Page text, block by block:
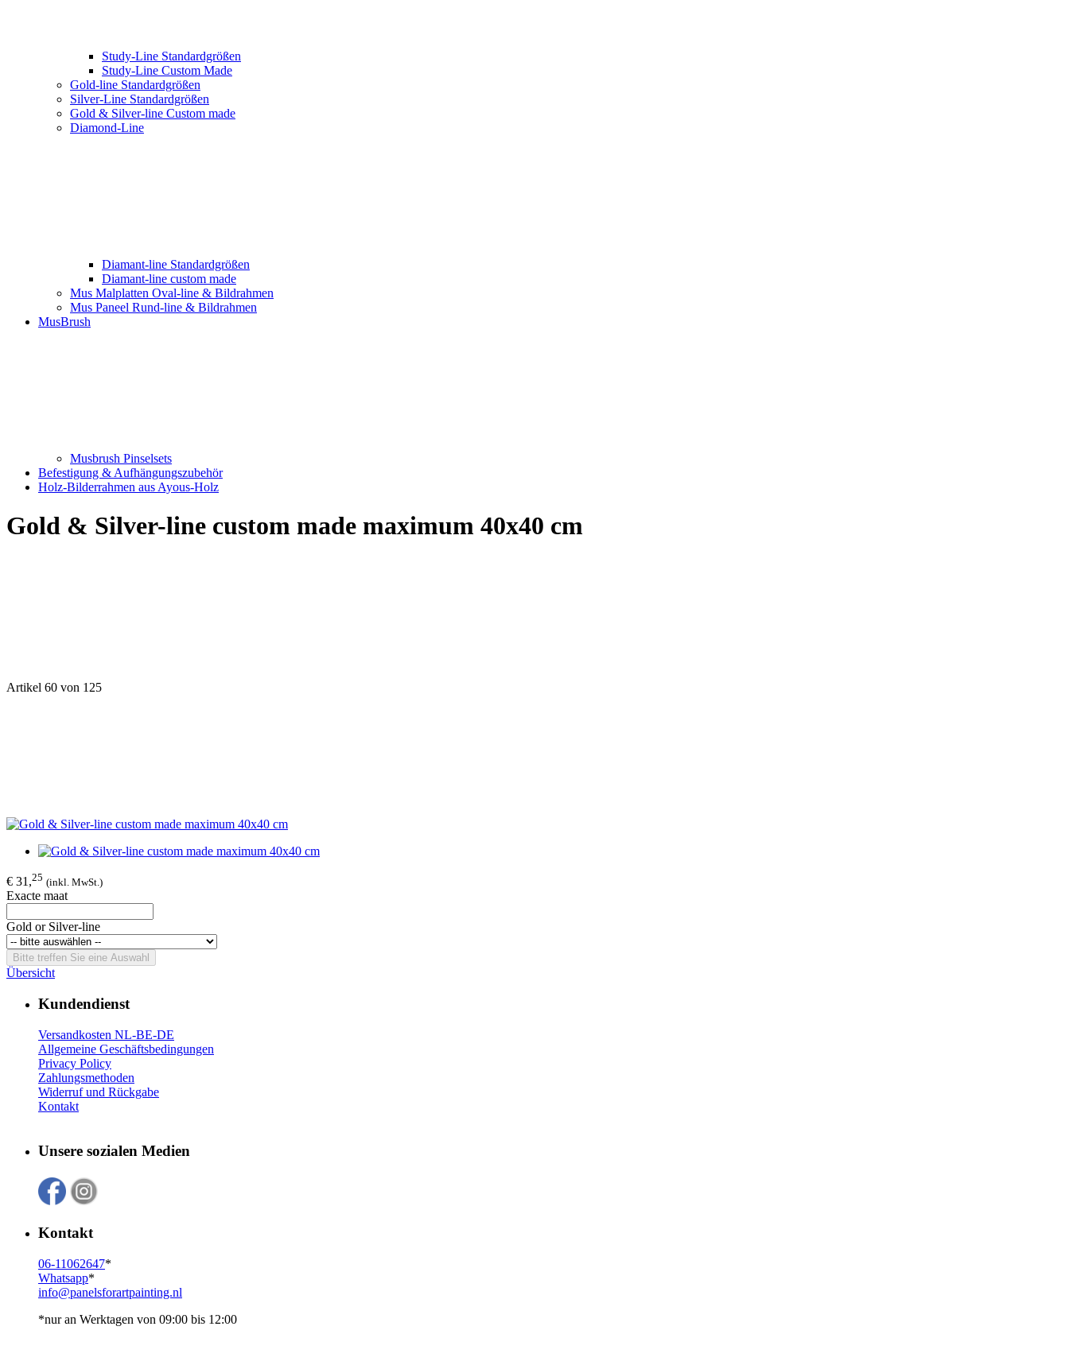
Study-Line Standardgrößen
Study-Line Custom Made
Gold-line Standardgrößen
Silver-Line Standardgrößen
Gold & Silver-line Custom made
Diamond-Line
Diamant-line Standardgrößen
Diamant-line custom made
Mus Malplatten Oval-line & Bildrahmen
Mus Paneel Rund-line & Bildrahmen
MusBrush
Musbrush Pinselsets
Befestigung & Aufhängungszubehör
Holz-Bilderrahmen aus Ayous-Holz
Gold & Silver-line custom made maximum 40x40 cm
Artikel 60 von 125
€ 31,25 (inkl. MwSt.)
Exacte maat
Gold or Silver-line
Bitte treffen Sie eine Auswahl
Übersicht
Kundendienst
Versandkosten NL-BE-DE
Allgemeine Geschäftsbedingungen
Privacy Policy
Zahlungsmethoden
Widerruf und Rückgabe
Kontakt
Unsere sozialen Medien
Kontakt
06-11062647*
Whatsapp*
info@panelsforartpainting.nl
*nur an Werktagen von 09:00 bis 12:00